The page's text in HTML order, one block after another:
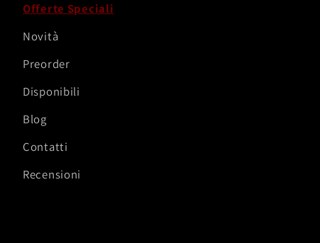
Offerte Speciali
Novità
Preorder
Disponibili
Blog
Contatti
Recensioni